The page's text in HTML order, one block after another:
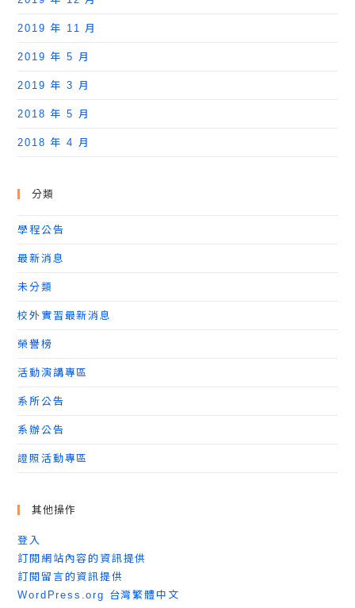
2019 年 11 月
2019 年 5 月
2019 年 3 月
2018 年 5 月
2018 年 4 月
分類
學程公告
最新消息
未分類
校外實習最新消息
榮譽榜
活動演講專區
系所公告
系辦公告
證照活動專區
其他操作
登入
訂閱網站內容的資訊提供
訂閱留言的資訊提供
WordPress.org 台灣繁體中文